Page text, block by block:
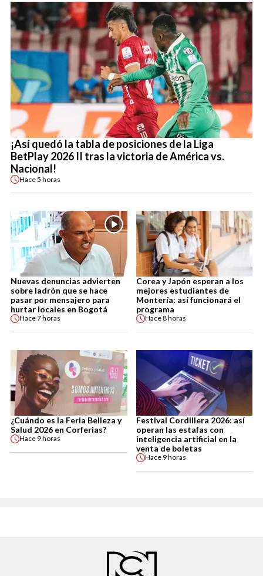
¡Así quedó la tabla de posiciones de la Liga
BetPlay 2026 II tras la victoria de América vs.
Nacional!
Hace5 horas
Nuevas denuncias advierten
sobre ladrón que se hace
pasar por mensajero para
hurtar locales en Bogotá
Hace7 horas
Corea y Japón esperan a los
mejores estudiantes de
Montería: así funcionará el
programa
Hace8 horas
¿Cuándo es la Feria Belleza y
Salud 2026 en Corferias?
Hace 9 horas
Festival Cordillera 2026: así
operan las estafas con
inteligencia artificial en la
venta de boletas
Hace 9 horas